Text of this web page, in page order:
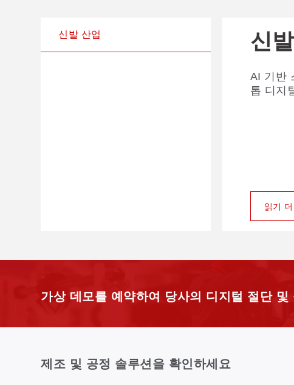
신발 산업 신
AI 기반
톱 디지
읽기
가상 데모를 예약하여 당사의 디지털 절단
제조 및 공정 솔루션을 확인하세요